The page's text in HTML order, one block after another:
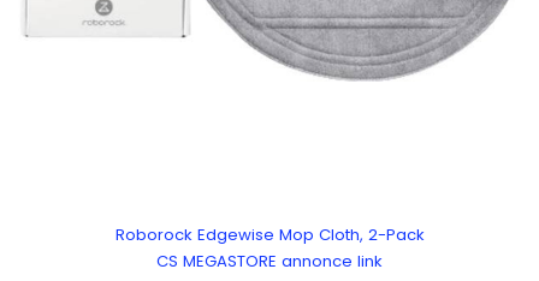
Roborock Edgewise Mop Cloth, 2-Pack
CS MEGASTORE annonce link